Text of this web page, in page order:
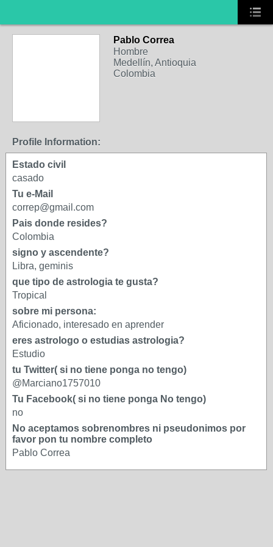
Pablo Correa
Hombre
Medellín, Antioquia
Colombia
Profile Information:
Estado civil
casado
Tu e-Mail
correp@gmail.com
Pais donde resides?
Colombia
signo y ascendente?
Libra, geminis
que tipo de astrologia te gusta?
Tropical
sobre mi persona:
Aficionado, interesado en aprender
eres astrologo o estudias astrologia?
Estudio
tu Twitter( si no tiene ponga no tengo)
@Marciano1757010
Tu Facebook( si no tiene ponga No tengo)
no
No aceptamos sobrenombres ni pseudonimos por
favor pon tu nombre completo
Pablo Correa